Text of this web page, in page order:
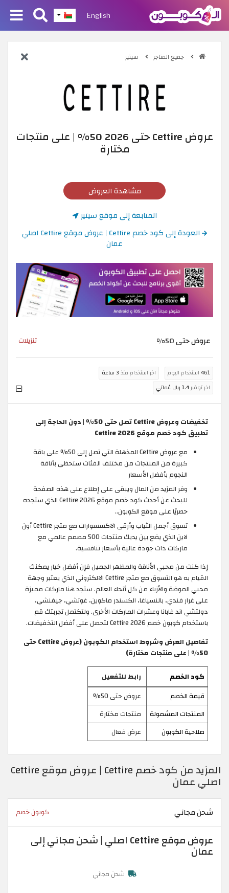
English
جميع المتاجر سيتير
عروض Cettire حتى 2026 50% | على منتجات
مختارة
مشاهدة العروض
المتابعة إلى موقع سيتير
العودة إلى كود خصم Cettire | عروض موقع Cettire اصلي
عمان
عروض حتى 50% تنزيلات
461 استخدام اليوم اخر استخدام منذ 3 ساعة
اخر توفير1.4 ريال عُماني
تخفيضات وعروض Cettire تصل حتى 50% | دون الحاجة إلى
تطبيق كود خصم موقع Cettire 2026
مع عروض Cettire المذهلة التي تصل إلى 50% على باقة
كبيرة من المنتجات من مختلف الفئات ستحظى بأناقة
النجوم بأفضل الأسعار
وفر المزيد من المال ويبقى على إطلاع على هذه الصفحة
للبحث عن أحدث كود خصم موقع Cettire 2026 الذي ستجده
حصريًا على موقع الكوبون..
تسوق أجمل الثياب وأرقى الاكسسوارات مع متجر Cettire أون
لاين الذي يضع بين يديك منتجات 500 مصمم عالمي مع
ماركات ذات جودة عالية بأسعار تنافسية.
إذا كنت من محبي الأناقة والمظهر الجميل فإن أفضل خيار يمكنك
القيام به هو التسوق مع متجر Cettire الالكتروني الذي يعتبر وجهة
محبي الموضة والأزياء من كل أنحاء العالم. ستجد هنا ماركات مميزة
على غرار فندي، بالنسياغا، الكسندر ماكوين، غوتشي، جيفنشي،
دولتشي اند غابانا وعشرات الماركات الأخرى. ولتكتمل تجربتك قم
باستخدام كوبون خصم Cettire 2026 لتحصل على أفضل التخفيضات.
تفاصيل العرض وشروط استخدام الكوبون (عروض Cettire حتى
50% | على منتجات مختارة)
كود الخصم
رابط للتفعيل
قيمة الخصم
عروض حتى 50%
المنتجات المشمولة
منتجات مختارة
صلاحية الكوبون
عرض فعال
المزيد من كود خصم Cettire | عروض موقع Cettire
اصلي عمان
شحن مجاني كوبون خصم
عروض موقع Cettire اصلي | شحن مجاني إلى
عمان
شحن مجاني